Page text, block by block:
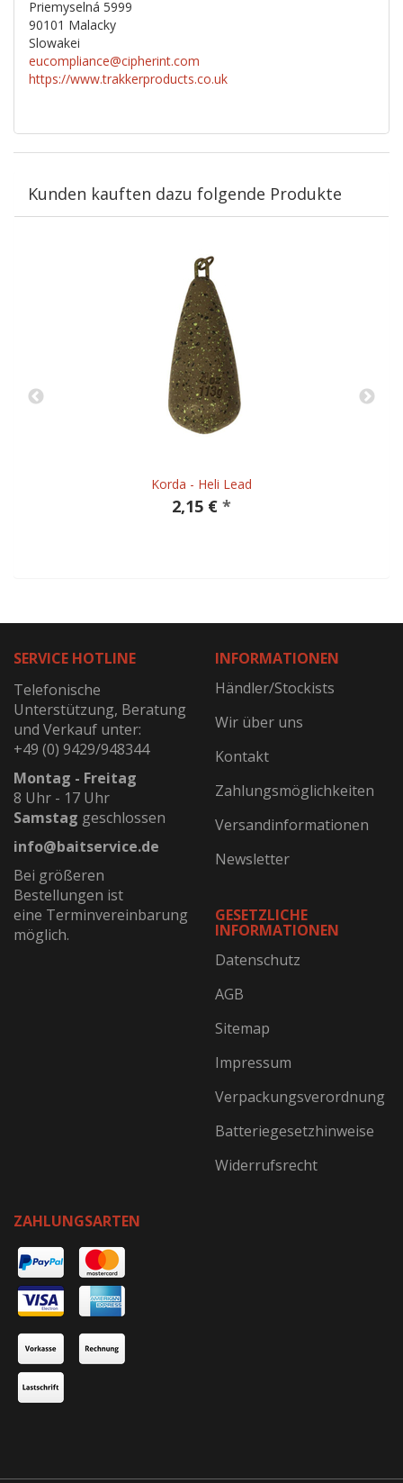
Priemyselná 5999
90101 Malacky
Slowakei
eucompliance@cipherint.com
https://www.trakkerproducts.co.uk
Kunden kauften dazu folgende Produkte
Korda - Heli Lead
2,15 € *
SERVICE HOTLINE
Telefonische
Unterstützung, Beratung
und Verkauf unter:
+49 (0) 9429/948344
Montag - Freitag
8 Uhr - 17 Uhr
Samstag geschlossen
info@baitservice.de
Bei größeren
Bestellungen ist
eine Terminvereinbarung
möglich.
INFORMATIONEN
Händler/Stockists
Wir über uns
Kontakt
Zahlungsmöglichkeiten
Versandinformationen
Newsletter
GESETZLICHE
INFORMATIONEN
Datenschutz
AGB
Sitemap
Impressum
Verpackungsverordnung
Batteriegesetzhinweise
Widerrufsrecht
ZAHLUNGSARTEN